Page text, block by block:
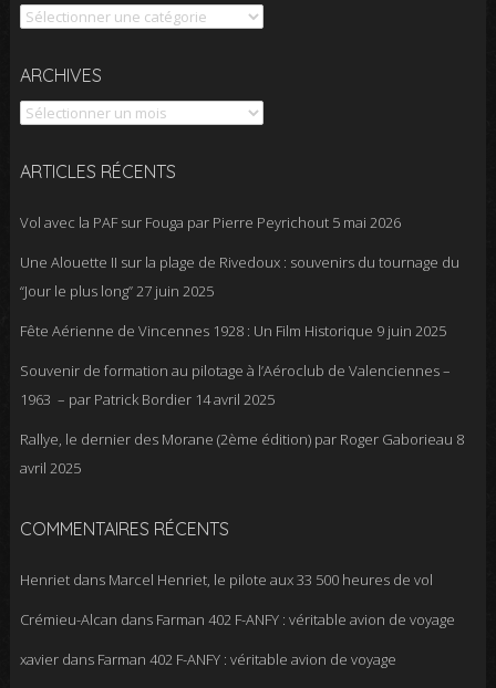
Catégories
ARCHIVES
Archives
ARTICLES RÉCENTS
Vol avec la PAF sur Fouga par Pierre Peyrichout 5 mai 2026
Une Alouette II sur la plage de Rivedoux : souvenirs du tournage du
“Jour le plus long”27 juin 2025
Fête Aérienne de Vincennes 1928 : Un Film Historique 9 juin 2025
Souvenir de formation au pilotage à l’Aéroclub de Valenciennes –
1963 – par Patrick Bordier 14 avril 2025
Rallye, le dernier des Morane (2ème édition) par Roger Gaborieau 8
avril 2025
COMMENTAIRES RÉCENTS
Henrietdans Marcel Henriet, le pilote aux 33 500 heures de vol
Crémieu-Alcan dans Farman 402 F-ANFY : véritable avion de voyage
xavierdans Farman 402 F-ANFY : véritable avion de voyage